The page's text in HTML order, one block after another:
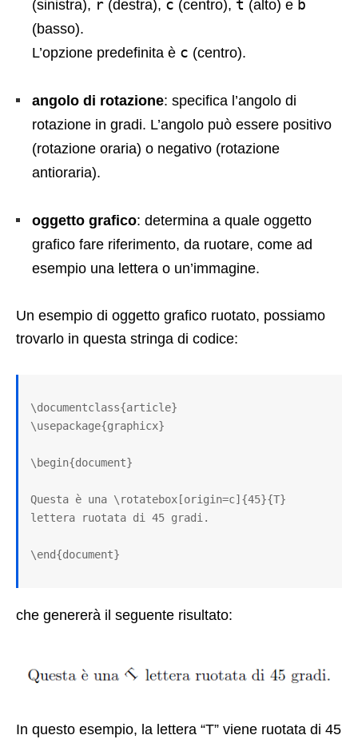
(sinistra), r (destra), c (centro), t (alto) e b
(basso).
L’opzione predefinita è c (centro).
angolo di rotazione: specifica l’angolo di
rotazione in gradi. L’angolo può essere positivo
(rotazione oraria) o negativo (rotazione
antioraria).
oggetto grafico: determina a quale oggetto
grafico fare riferimento, da ruotare, come ad
esempio una lettera o un’immagine.
Un esempio di oggetto grafico ruotato, possiamo
trovarlo in questa stringa di codice:
\documentclass{article}
\usepackage{graphicx}
\begin{document}
Questa è una \rotatebox[origin=c]{45}{T}
lettera ruotata di 45 gradi.
\end{document}
che genererà il seguente risultato:
In questo esempio, la lettera “T” viene ruotata di 45